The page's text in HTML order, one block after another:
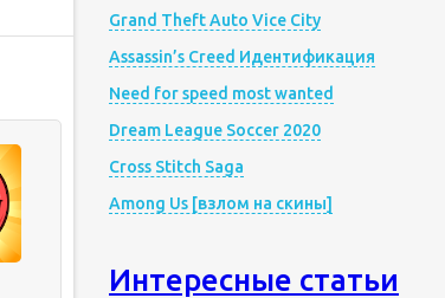
Grand Theft Auto Vice City
Assassin’s Creed Идентификация
Need for speed most wanted
Dream League Soccer 2020
Cross Stitch Saga
Among Us [взлом на скины]
Интересные статьи